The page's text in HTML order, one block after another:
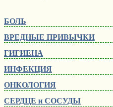
БОЛЬ
ВРЕДНЫЕ ПРИВЫЧКИ
ГИГИЕНА
ИНФЕКЦИЯ
ОНКОЛОГИЯ
СЕРДЦЕ и СОСУДЫ